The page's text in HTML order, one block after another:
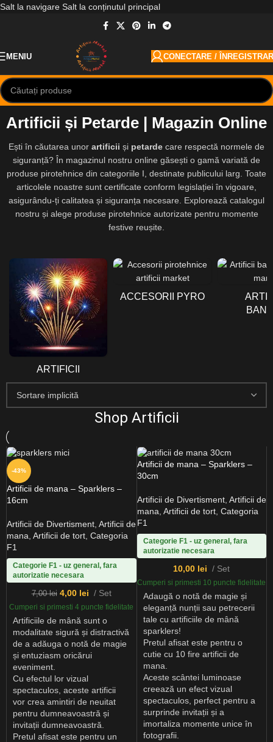
Salt la navigare Salt la conținutul principal
MENIU CONECTARE /
Artificii și Petarde | Magazin Online
Ești în căutarea unor artificii și petarde care respectă normele de
siguranță? În magazinul nostru online găsești o gamă variată de
produse pirotehnice din categoriile I, destinate publicului larg. Toate
articolele noastre sunt certificate conform legislației în vigoare,
asigurându-ți calitatea și siguranța necesare. Explorează catalogul
nostru și alege produse pirotehnice autorizate pentru momente
festive reușite.
ARTIFICII
ACCESORII PYRO
Shop Artificii
-43%
Artificii de mana – Sparklers –
16cm
Artificii de Divertisment Artificii de
mana Artificii de tort Categoria
F1
Categorie F1 - uz general, fara
autorizatie necesara
7,00lei 4,00 lei Set
Cumperi si primesti 4 puncte fidelitate
Artificiile de mână sunt o
modalitate sigură și distractivă
de a adăuga o notă de magie
și entuziasm oricărui
eveniment.
Cu efectul lor vizual
spectaculos, aceste artificii
vor crea amintiri de neuitat
pentru dumneavoastră și
invitații dumneavoastră.
Pretul afisat este pentru un
Artificii de mana – Sparklers –
30cm
Artificii de Divertisment, Artificii de
mana Artificii de tort, Categoria
F1
Categorie F1 - uz general, fara
autorizatie necesara
10,00 lei Set
Cumperi si primesti 10 puncte fidelitate
Adaugă o notă de magie și
eleganță nunții sau petrecerii
tale cu artificiile de mână
sparklers!
Pretul afisat este pentru o
cutie cu 10 fire artificii de
mana.
Aceste scântei luminoase
creează un efect vizual
spectaculos, perfect pentru a
surprinde invitații și a
imortaliza momente unice în
fotografii.